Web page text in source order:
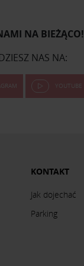
NA BIEŻĄCO!
NAS NA:
YOUTUBE
KONTAKT
Jak dojechać
Parking